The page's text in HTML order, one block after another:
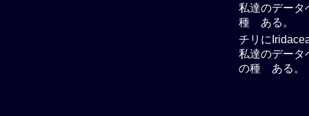
私達のデータ
種 ある。
チリに
私達のデータ
の種 ある。